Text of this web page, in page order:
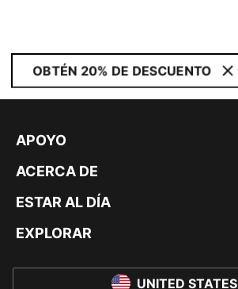
OBTÉN 20% DE DESCUENTO
APOYO
ACERCA DE
ESTAR AL DÍA
EXPLORAR
UNITED STATES